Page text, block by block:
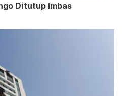
Ditutup Imbas